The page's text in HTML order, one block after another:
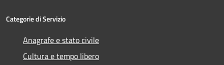
Categorie di Servizio
Anagrafe e stato civile
Cultura e tempo libero